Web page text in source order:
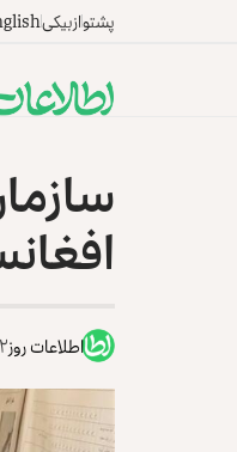
پشتوازبیکی
اطلاعات روز۲ جدی ۱۴۰۴ - ۲۳ دسمبر ۲۰۲۵